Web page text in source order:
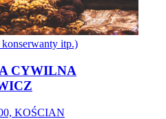
itp.)
CYWILNA
KOŚCIAN